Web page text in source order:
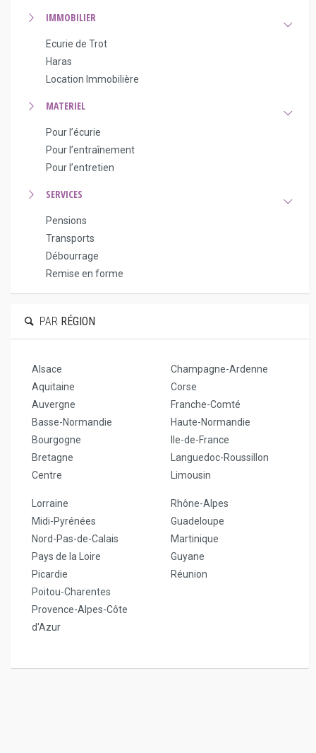
IMMOBILIER
Ecurie de Trot
Haras
Location Immobilière
MATERIEL
Pour l’écurie
Pour l’entraînement
Pour l’entretien
SERVICES
Pensions
Transports
Débourrage
Remise en forme
PAR RÉGION
Alsace
Aquitaine
Auvergne
Basse-Normandie
Bourgogne
Bretagne
Centre
Champagne-Ardenne
Corse
Franche-Comté
Haute-Normandie
Ile-de-France
Languedoc-Roussillon
Limousin
Lorraine
Midi-Pyrénées
Nord-Pas-de-Calais
Pays de la Loire
Picardie
Poitou-Charentes
Provence-Alpes-Côte
d'Azur
Rhône-Alpes
Guadeloupe
Martinique
Guyane
Réunion